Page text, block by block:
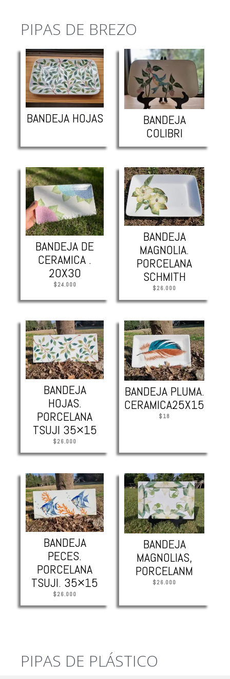
PIPAS DE BREZO
BANDEJA HOJAS
BANDEJA
COLIBRI
BANDEJA DE
CERAMICA .
20X30
$24.000
BANDEJA
MAGNOLIA.
PORCELANA
SCHMITH
$26.000
BANDEJA
HOJAS.
PORCELANA
TSUJI 35×15
$26.000
BANDEJA PLUMA.
CERAMICA25X15
$18
BANDEJA
PECES.
PORCELANA
TSUJI. 35×15
$26.000
BANDEJA
MAGNOLIAS,
PORCELANM
$26.000
PIPAS DE PLÁSTICO